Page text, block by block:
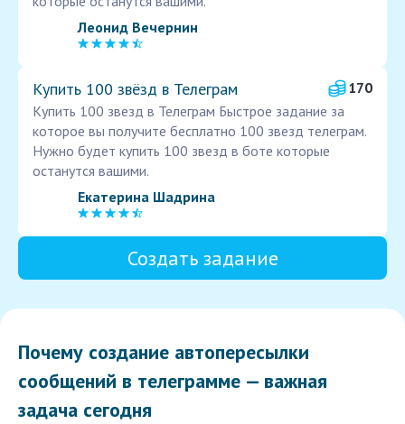
Леонид Вечернин
Купить 100 звёзд в Телеграм
170
Купить 100 звезд в Телеграм Быстрое задание за
которое вы получите бесплатно 100 звезд телеграм.
Нужно будет купить 100 звезд в боте которые
останутся вашими.
Екатерина Шадрина
Создать задание
Почему создание автопересылки
сообщений в телеграмме — важная
задача сегодня